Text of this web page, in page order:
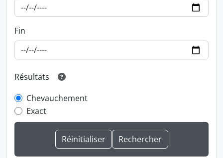
Fin
Résultats
Chevauchement
Exact